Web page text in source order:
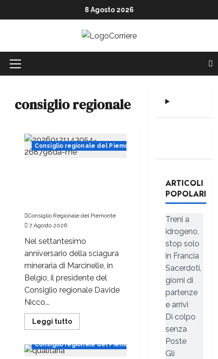
8 Agosto 2026
consiglio regionale
Consiglio regionale del Piemonte
Consiglio Regionale del Piemonte
7 Agosto 2026
Nel settantesimo
anniversario della sciagura
mineraria di Marcinelle, in
Belgio, il presidente del
Consiglio regionale Davide
Nicco...
Leggi tutto
Consiglio regionale del Piemonte
ARTICOLI
POPOLARI
Treni a
idrogeno,
stop solo
in Francia
Sacerdoti,
giorni di
partenze
e arrivi
Di colpo
senza
Poste
Gli